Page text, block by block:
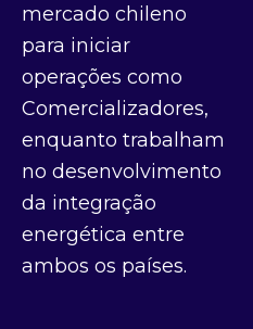
mercado chileno
para iniciar
operações como
Comercializadores,
enquanto trabalham
no desenvolvimento
da integração
energética entre
ambos os países.